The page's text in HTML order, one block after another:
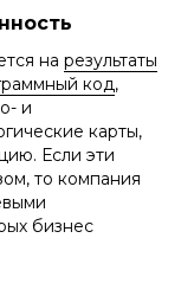
на результаты
код,
и
карты,
Если эти
то компания
бизнес